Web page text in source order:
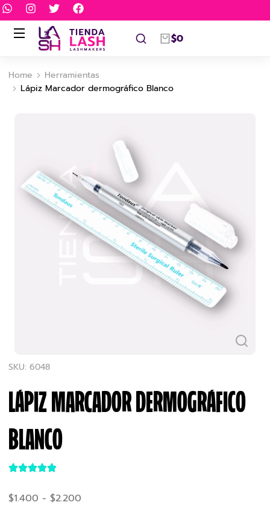
$0
You are here:
Home
Herramientas
Lápiz Marcador dermográfico Blanco
SKU: 6048
LÁPIZ MARCADOR DERMOGRÁFICO
BLANCO
$1.400 - $2.200